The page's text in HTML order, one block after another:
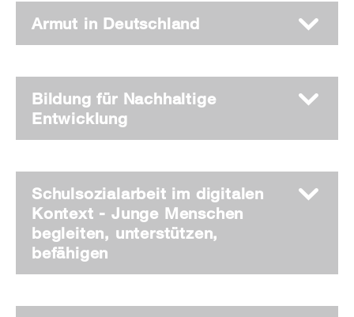
Armut in Deutschland
Bildung für Nachhaltige
Entwicklung
Schulsozialarbeit im digitalen
Kontext - Junge Menschen
begleiten, unterstützen,
befähigen